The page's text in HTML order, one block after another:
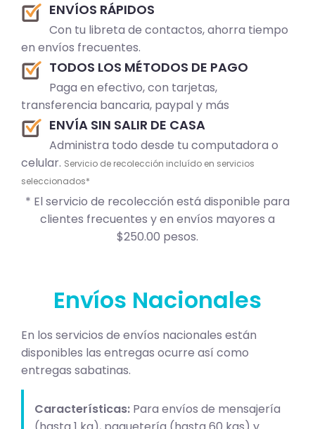
ENVÍOS RÁPIDOS
Con tu libreta de contactos, ahorra tiempo
en envíos frecuentes.
TODOS LOS MÉTODOS DE PAGO
Paga en efectivo, con tarjetas,
transferencia bancaria, paypal y más
ENVÍA SIN SALIR DE CASA
Administra todo desde tu computadora o
celular. Servicio de recolección incluído en servicios
seleccionados*
* El servicio de recolección está disponible para
clientes frecuentes y en envíos mayores a
$250.00 pesos.
Envíos Nacionales
En los servicios de envíos nacionales están
disponibles las entregas ocurre así como
entregas sabatinas.
Características: Para envíos de mensajería